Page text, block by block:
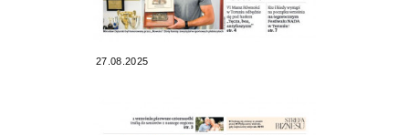
27.08.2025